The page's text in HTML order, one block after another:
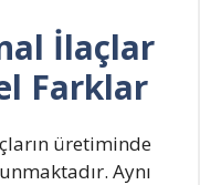
İlaçlar
Farklar
üretiminde
Aynı